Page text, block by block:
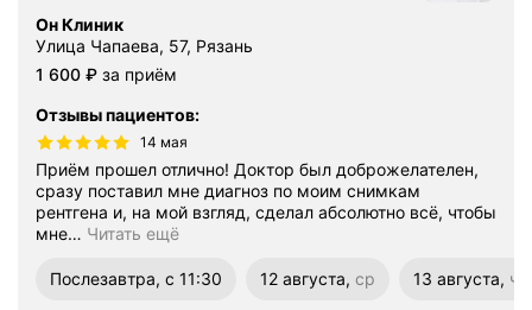
Он Клиник
Улица Чапаева, 57, Рязань
Цена
1600
1 600 ₽ за приём
Отзывы пациентов:
14 мая
Приём прошел отлично! Доктор был доброжелателен,
сразу поставил мне диагноз по моим снимкам
рентгена и, на мой взгляд, сделал абсолютно всё, чтобы
мне… Читать ещё
Послезавтра, с 11:30 12 августа, ср
13 августа, чт